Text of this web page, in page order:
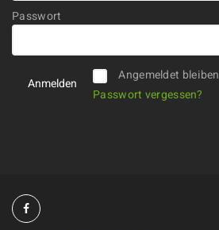
Passwort
Angemeldet bleiben
Passwort vergessen?